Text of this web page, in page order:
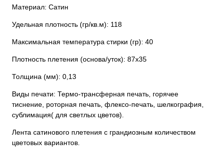
Материал: Сатин
Удельная плотность (гр/кв.м): 118
Максимальная температура стирки (гр): 40
Плотность плетения (основа/уток): 87х35
Толщина (мм): 0,13
Виды печати: Термо-трансферная печать, горячее
тиснение, роторная печать, флексо-печать, шелкография,
сублимация( для светлых цветов).
Лента сатинового плетения с грандиозным количеством
цветовых вариантов.